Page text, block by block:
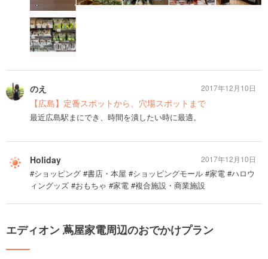
のえ
【広島】定番スポットから、穴場スポットまで
最近広島駅まにでき、時間を潰したい時に最適。
2017年12月10日
Holiday
#ショッピング #書店・本屋 #ショッピングモール #家電 #ハロウ
ィングッズ #おもちゃ #家電 #複合施設・商業施設
2017年12月10日
エディオン 蔦屋家電周辺のおでかけプラン